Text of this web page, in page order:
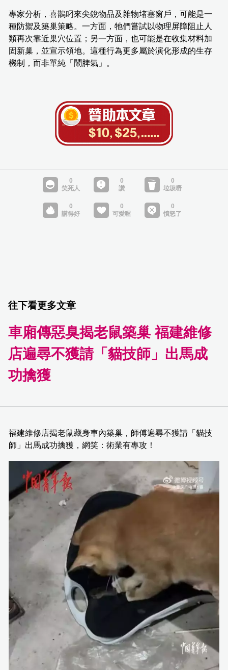
專家分析，喜鵲叼來尖銳物品及雜物堵塞窗戶，可能是一
種防禦及築巢策略。一方面，牠們嘗試以物理屏障阻止人
類再次靠近巢穴位置；另一方面，也可能是在收集材料加
固新巢，並宣示領地。這種行為更多屬於演化形成的生存
機制，而非單純「鬧脾氣」。
往下看更多文章
車廂傳惡臭揭老鼠築巢 福建維修
店遍尋不獲請「貓技師」出馬成
功擒獲
福建維修店揭老鼠藏身車內築巢，師傅遍尋不獲請「貓技
師」出馬成功擒獲，網笑：術業有專攻！